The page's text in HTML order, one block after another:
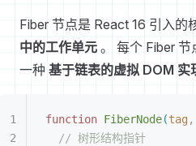
Fiber 节点是 React 16 引入的
中的工作单元 。 每个 Fiber
一种 基于链表的虚拟 DOM 实
function FiberNode(tag ,
// 树形结构指针